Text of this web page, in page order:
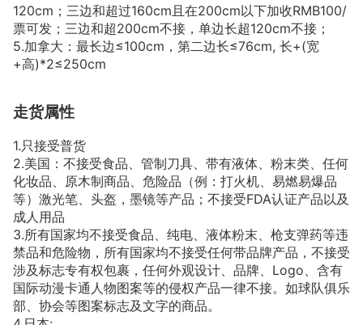
120cm；三边和超过160cm且在200cm以下加收RMB100/
票可发；三边和超200cm不接，单边长超120cm不接；
5.加拿大：最长边≤100cm，第二边长≤76cm, 长+(宽
+高)*2≤250cm
走货属性
1.只接受普货
2.美国：不接受食品、管制刀具、带有液体、粉末类、任何
化妆品、原木制商品、危险品（例：打火机、易燃易爆品
等）激光笔、头盔，墨镜等产品；不接受FDA认证产品以及
成人用品
3.所有国家均不接受食品、纯电、液体粉末、枪支弹药等违
禁品和危险物，所有国家均不接受任何带品牌产品，不接受
涉及标志专有权包裹，任何外观设计、品牌、Logo、含有
国际动漫卡通人物图案等的侵权产品一律不接。如球队俱乐
部、协会等图案标志及文字的商品。